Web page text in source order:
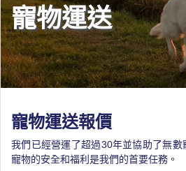
寵物運送
寵物運送報價
我們已經營運了超過30年並協助了無
寵物的安全和福利是我們的首要任務。